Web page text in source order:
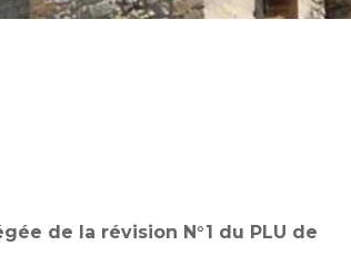
de la révision N°1 du PLU de